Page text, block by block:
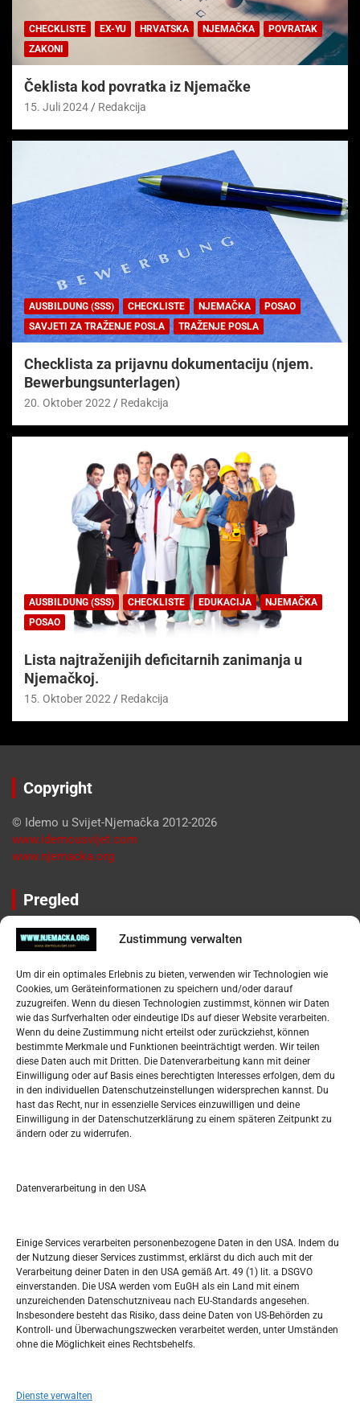
Zustimmung verwalten
Um dir ein optimales Erlebnis zu bieten, verwenden wir Technologien wie
Cookies, um Geräteinformationen zu speichern und/oder darauf
zuzugreifen. Wenn du diesen Technologien zustimmst, können wir Daten
wie das Surfverhalten oder eindeutige IDs auf dieser Website verarbeiten.
Wenn du deine Zustimmung nicht erteilst oder zurückziehst, können
bestimmte Merkmale und Funktionen beeinträchtigt werden. Wir teilen
diese Daten auch mit Dritten. Die Datenverarbeitung kann mit deiner
Einwilligung oder auf Basis eines berechtigten Interesses erfolgen, dem du
in den individuellen Datenschutzeinstellungen widersprechen kannst. Du
hast das Recht, nur in essenzielle Services einzuwilligen und deine
Einwilligung in der Datenschutzerklärung zu einem späteren Zeitpunkt zu
ändern oder zu widerrufen.
Datenverarbeitung in den USA
Einige Services verarbeiten personenbezogene Daten in den USA. Indem du
der Nutzung dieser Services zustimmst, erklärst du dich auch mit der
Verarbeitung deiner Daten in den USA gemäß Art. 49 (1) lit. a DSGVO
einverstanden. Die USA werden vom EuGH als ein Land mit einem
unzureichenden Datenschutzniveau nach EU-Standards angesehen.
Insbesondere besteht das Risiko, dass deine Daten von US-Behörden zu
Kontroll- und Überwachungszwecken verarbeitet werden, unter Umständen
ohne die Möglichkeit eines Rechtsbehelfs.
Dienste verwalten
CHECKLISTE EX-YU HRVATSKA NJEMAČKA
POVRATAK
ZAKONI
Čeklista kod povratka iz Njemačke
15. Juli 2024 Redakcija
AUSBILDUNG (SSS) CHECKLISTE NJEMAČKA
POSAO
SAVJETI ZA TRAŽENJE POSLA
TRAŽENJE POSLA
Checklista za prijavnu dokumentaciju (njem.
Bewerbungsunterlagen)
20. Oktober 2022 Redakcija
AUSBILDUNG (SSS) CHECKLISTE EDUKACIJA
NJEMAČKA
POSAO
Lista najtraženijih deficitarnih zanimanja u
Njemačkoj.
15. Oktober 2022 Redakcija
Copyright
© Idemo u Svijet-Njemačka 2012-2026
www.idemousvijet.com
www.njemacka.org
Pregled
Impressum
Datenschutzerklärung
Widerufsbelehrung
Oglašavanje / Postavite svoj oglas
Tko je “Idemo u Svijet – Njemačka?
Pretražite stranicu:
S
e
a
h
M D M D F S S
1
3 4 5 6 7 8
10 11 12 13 14 15 16
24 25